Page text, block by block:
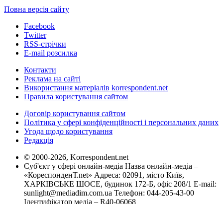
Повна версія сайту
Facebook
Twitter
RSS-стрічки
E-mail розсилка
Контакти
Реклама на сайті
Використання матеріалів korrespondent.net
Правила користування сайтом
Договір користування сайтом
Політика у сфері конфіденційності і персональних даних
Угода щодо користування
Редакція
© 2000-2026, Korrespondent.net
Суб'єкт у сфері онлайн-медіа Назва онлайн-медіа –
«КореспонденТ.net» Адреса: 02091, місто Київ,
ХАРКІВСЬКЕ ШОСЕ, будинок 172-Б, офіс 208/1 E-mail:
sunlight@mediadim.com.ua Телефон: 044-205-43-00
Ідентифікатор медіа – R40-06068